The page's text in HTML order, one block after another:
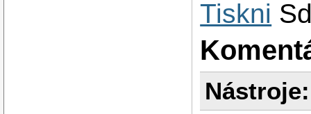
Tiskni
Nástroje: